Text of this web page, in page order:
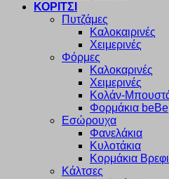
ΚΟΡΙΤΣΙ
Πυτζάμες
Καλοκαιρινές
Χειμερινές
Φόρμες
Καλοκαρινές
Χειμερινές
Κολάν-
Φορμάκια beBe
Εσώρουχα
Φανελάκια
Κυλοτάκια
Κορμάκια
Κάλτσες